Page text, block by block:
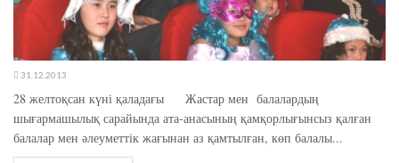
31.12.2013
28 желтоқсан күні қаладағы Жастар мен балалардың
шығармашылық сарайында ата-анасының қамқорлығынсыз қалған
балалар мен әлеуметтік жағынан аз қамтылған, көп балалы...